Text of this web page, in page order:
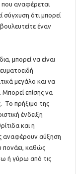
αναφέρεται
σύγχυση ότι μπορεί
έναν
μπορεί να είναι
μεγάλο και να
επίσης να
Το πρήξιμο της
ένδειξη
και η
αναφέρουν αύξηση
πονάει, καθώς
ή γύρω από τις